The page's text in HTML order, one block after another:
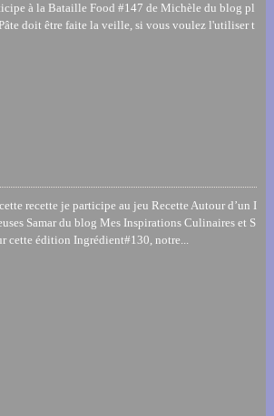
à la Bataille Food #147 de Michèle du blog pl
doit être faite la veille, si vous voulez l'utiliser t
recette je participe au jeu Recette Autour d’un I
Samar du blog Mes Inspirations Culinaires et S
cette édition Ingrédient#130, notre...